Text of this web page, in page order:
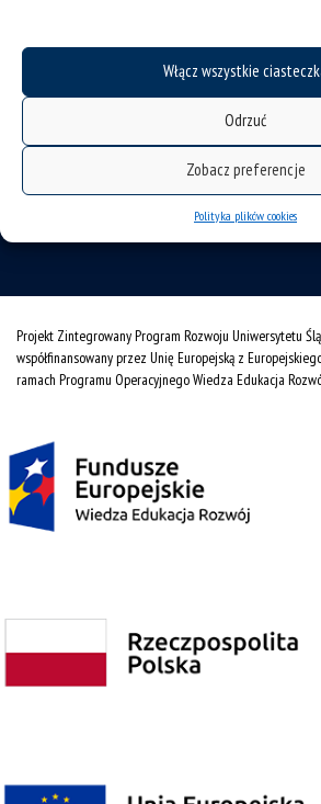
Włącz wszystkie
Odrzuć
Zobacz preferencje
Polityka plików cookies
deklaracja dostępności
Uniwersytetu Śląskiego w Katowicach
Projekt Zintegrowany Program Rozwoju Uniwersytetu
współfinansowany przez Unię Europejską z
ramach Programu Operacyjnego Wiedza Edukacja